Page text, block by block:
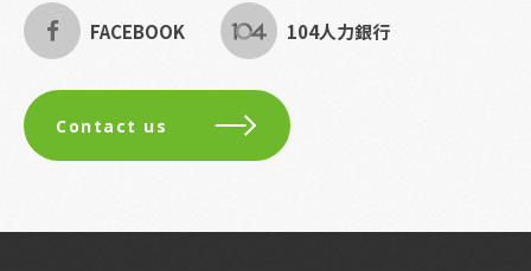
FACEBOOK 104人力銀行
Contact us